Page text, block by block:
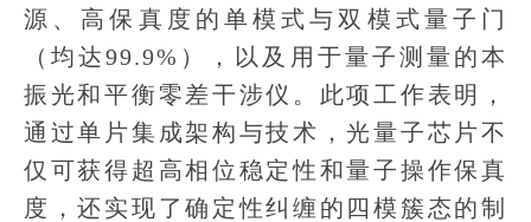
源、高保真度的单模式与双模式量子门
（均达99.9%），以及用于量子测量的本
振光和平衡零差干涉仪。此项工作表明，
通过单片集成架构与技术，光量子芯片不
仅可获得超高相位稳定性和量子操作保真
度，还实现了确定性纠缠的四模簇态的制